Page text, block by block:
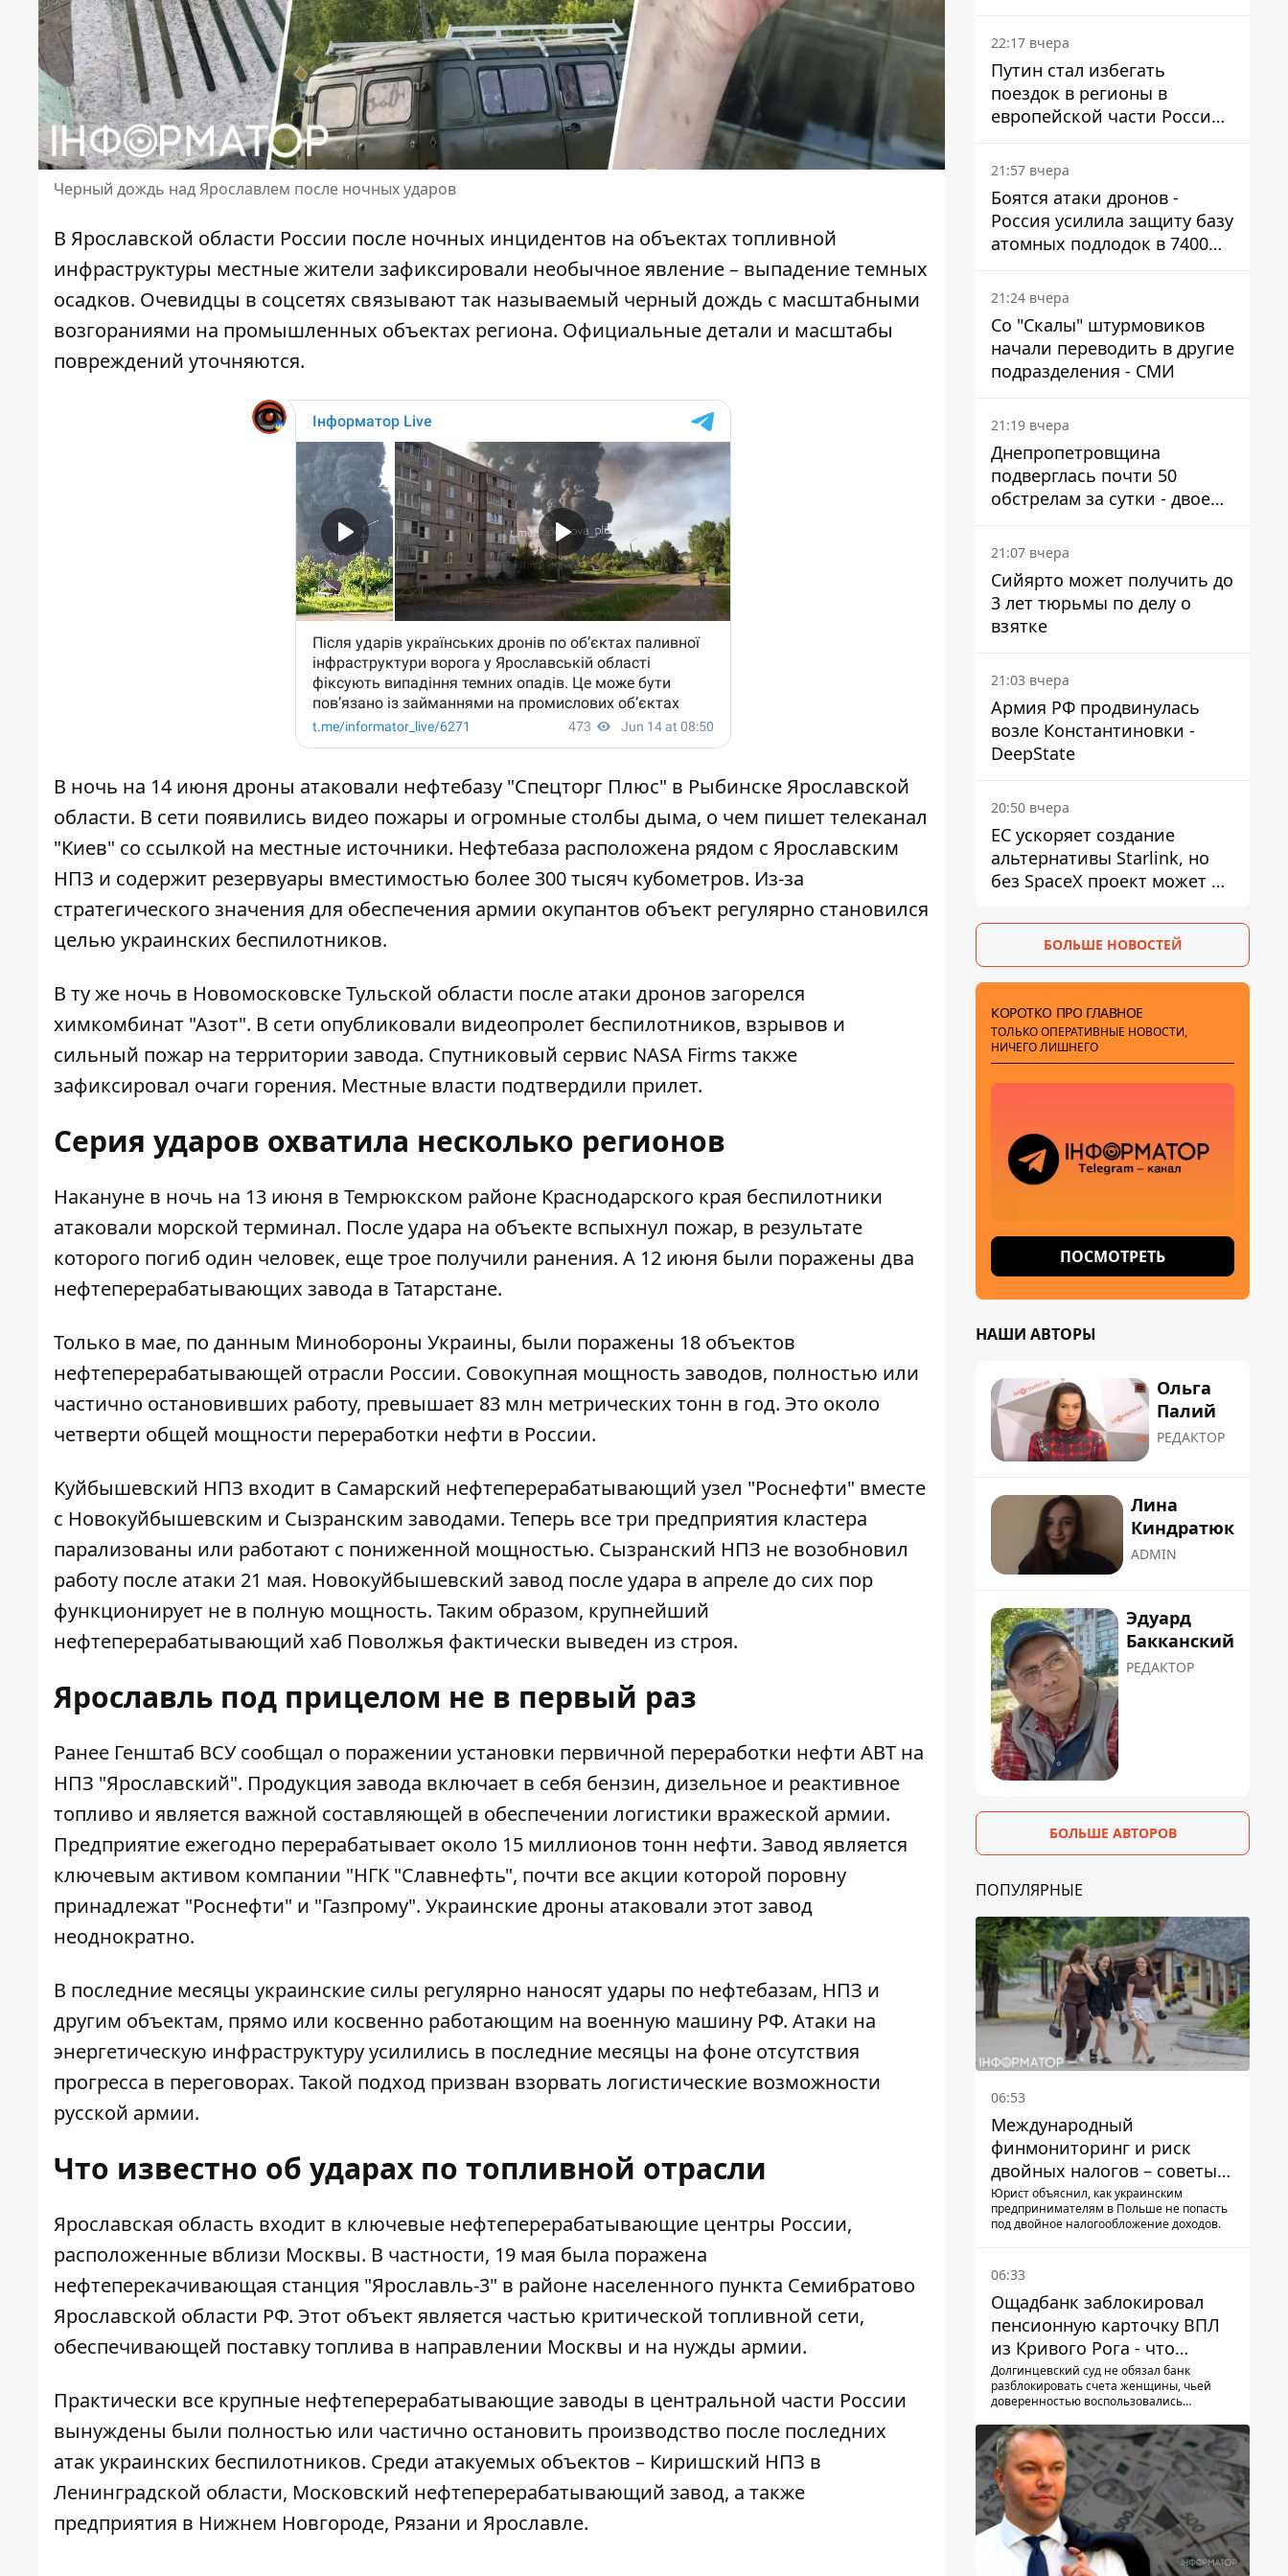
Черный дождь над Ярославлем после ночных ударов
В Ярославской области России после ночных инцидентов на объектах топливной
инфраструктуры местные жители зафиксировали необычное явление – выпадение темных
осадков. Очевидцы в соцсетях связывают так называемый черный дождь с масштабными
возгораниями на промышленных объектах региона. Официальные детали и масштабы
повреждений уточняются.
В ночь на 14 июня дроны атаковали нефтебазу "Спецторг Плюс" в Рыбинске Ярославской
области. В сети появились видео пожары и огромные столбы дыма, о чем пишет телеканал
"Киев" со ссылкой на местные источники. Нефтебаза расположена рядом с Ярославским
НПЗ и содержит резервуары вместимостью более 300 тысяч кубометров. Из-за
стратегического значения для обеспечения армии окупантов объект регулярно становился
целью украинских беспилотников.
В ту же ночь в Новомосковске Тульской области после атаки дронов загорелся
химкомбинат "Азот". В сети опубликовали видеопролет беспилотников, взрывов и
сильный пожар на территории завода. Спутниковый сервис NASA Firms также
зафиксировал очаги горения. Местные власти подтвердили прилет.
Серия ударов охватила несколько регионов
Накануне в ночь на 13 июня в Темрюкском районе Краснодарского края беспилотники
атаковали морской терминал. После удара на объекте вспыхнул пожар, в результате
которого погиб один человек, еще трое получили ранения. А 12 июня были поражены два
нефтеперерабатывающих завода в Татарстане.
Только в мае, по данным Минобороны Украины, были поражены 18 объектов
нефтеперерабатывающей отрасли России. Совокупная мощность заводов, полностью или
частично остановивших работу, превышает 83 млн метрических тонн в год. Это около
четверти общей мощности переработки нефти в России.
Куйбышевский НПЗ входит в Самарский нефтеперерабатывающий узел "Роснефти" вместе
с Новокуйбышевским и Сызранским заводами. Теперь все три предприятия кластера
парализованы или работают с пониженной мощностью. Сызранский НПЗ не возобновил
работу после атаки 21 мая. Новокуйбышевский завод после удара в апреле до сих пор
функционирует не в полную мощность. Таким образом, крупнейший
нефтеперерабатывающий хаб Поволжья фактически выведен из строя.
Ярославль под прицелом не в первый раз
Ранее Генштаб ВСУ сообщал о поражении установки первичной переработки нефти АВТ на
НПЗ "Ярославский". Продукция завода включает в себя бензин, дизельное и реактивное
топливо и является важной составляющей в обеспечении логистики вражеской армии.
Предприятие ежегодно перерабатывает около 15 миллионов тонн нефти. Завод является
ключевым активом компании "НГК "Славнефть", почти все акции которой поровну
принадлежат "Роснефти" и "Газпрому". Украинские дроны атаковали этот завод
неоднократно.
В последние месяцы украинские силы регулярно наносят удары по нефтебазам, НПЗ и
другим объектам, прямо или косвенно работающим на военную машину РФ. Атаки на
энергетическую инфраструктуру усилились в последние месяцы на фоне отсутствия
прогресса в переговорах. Такой подход призван взорвать логистические возможности
русской армии.
Что известно об ударах по топливной отрасли
Ярославская область входит в ключевые нефтеперерабатывающие центры России,
расположенные вблизи Москвы. В частности, 19 мая была поражена
нефтеперекачивающая станция "Ярославль-3" в районе населенного пункта Семибратово
Ярославской области РФ. Этот объект является частью критической топливной сети,
обеспечивающей поставку топлива в направлении Москвы и на нужды армии.
Практически все крупные нефтеперерабатывающие заводы в центральной части России
вынуждены были полностью или частично остановить производство после последних
атак украинских беспилотников. Среди атакуемых объектов – Киришский НПЗ в
Ленинградской области, Московский нефтеперерабатывающий завод, а также
предприятия в Нижнем Новгороде, Рязани и Ярославле.
боя
22:17 вчера
Путин стал избегать
поездок в регионы в
европейской части России,
куда регулярно долетают
дроны
21:57 вчера
Боятся атаки дронов -
Россия усилила защиту базу
атомных подлодок в 7400
км от Украины
21:24 вчера
Со "Скалы" штурмовиков
начали переводить в другие
подразделения - СМИ
21:19 вчера
Днепропетровщина
подверглась почти 50
обстрелам за сутки - двое
погибших, шесть
пострадавших
21:07 вчера
Сийярто может получить до
3 лет тюрьмы по делу о
взятке
21:03 вчера
Армия РФ продвинулась
возле Константиновки -
DeepState
20:50 вчера
ЕС ускоряет создание
альтернативы Starlink, но
без SpaceX проект может не
БОЛЬШЕ НОВОСТЕЙ
КОРОТКО ПРО ГЛАВНОЕ
ТОЛЬКО ОПЕРАТИВНЫЕ НОВОСТИ,
НИЧЕГО ЛИШНЕГО
ПОСМОТРЕТЬ
НАШИ АВТОРЫ
Ольга
Палий
РЕДАКТОР
Лина
Киндратюк
ADMIN
Эдуард
Бакканский
РЕДАКТОР
БОЛЬШЕ АВТОРОВ
ПОПУЛЯРНЫЕ
06:53
Международный
финмониторинг и риск
двойных налогов – советы
украинцам в Польше
Юрист объяснил, как украинским
предпринимателям в Польше не попасть
под двойное налогообложение доходов.
06:33
Ощадбанк заблокировал
пенсионную карточку ВПЛ
из Кривого Рога - что
решил суд
Долгинцевский суд не обязал банк
разблокировать счета женщины, чьей
доверенностью воспользовались